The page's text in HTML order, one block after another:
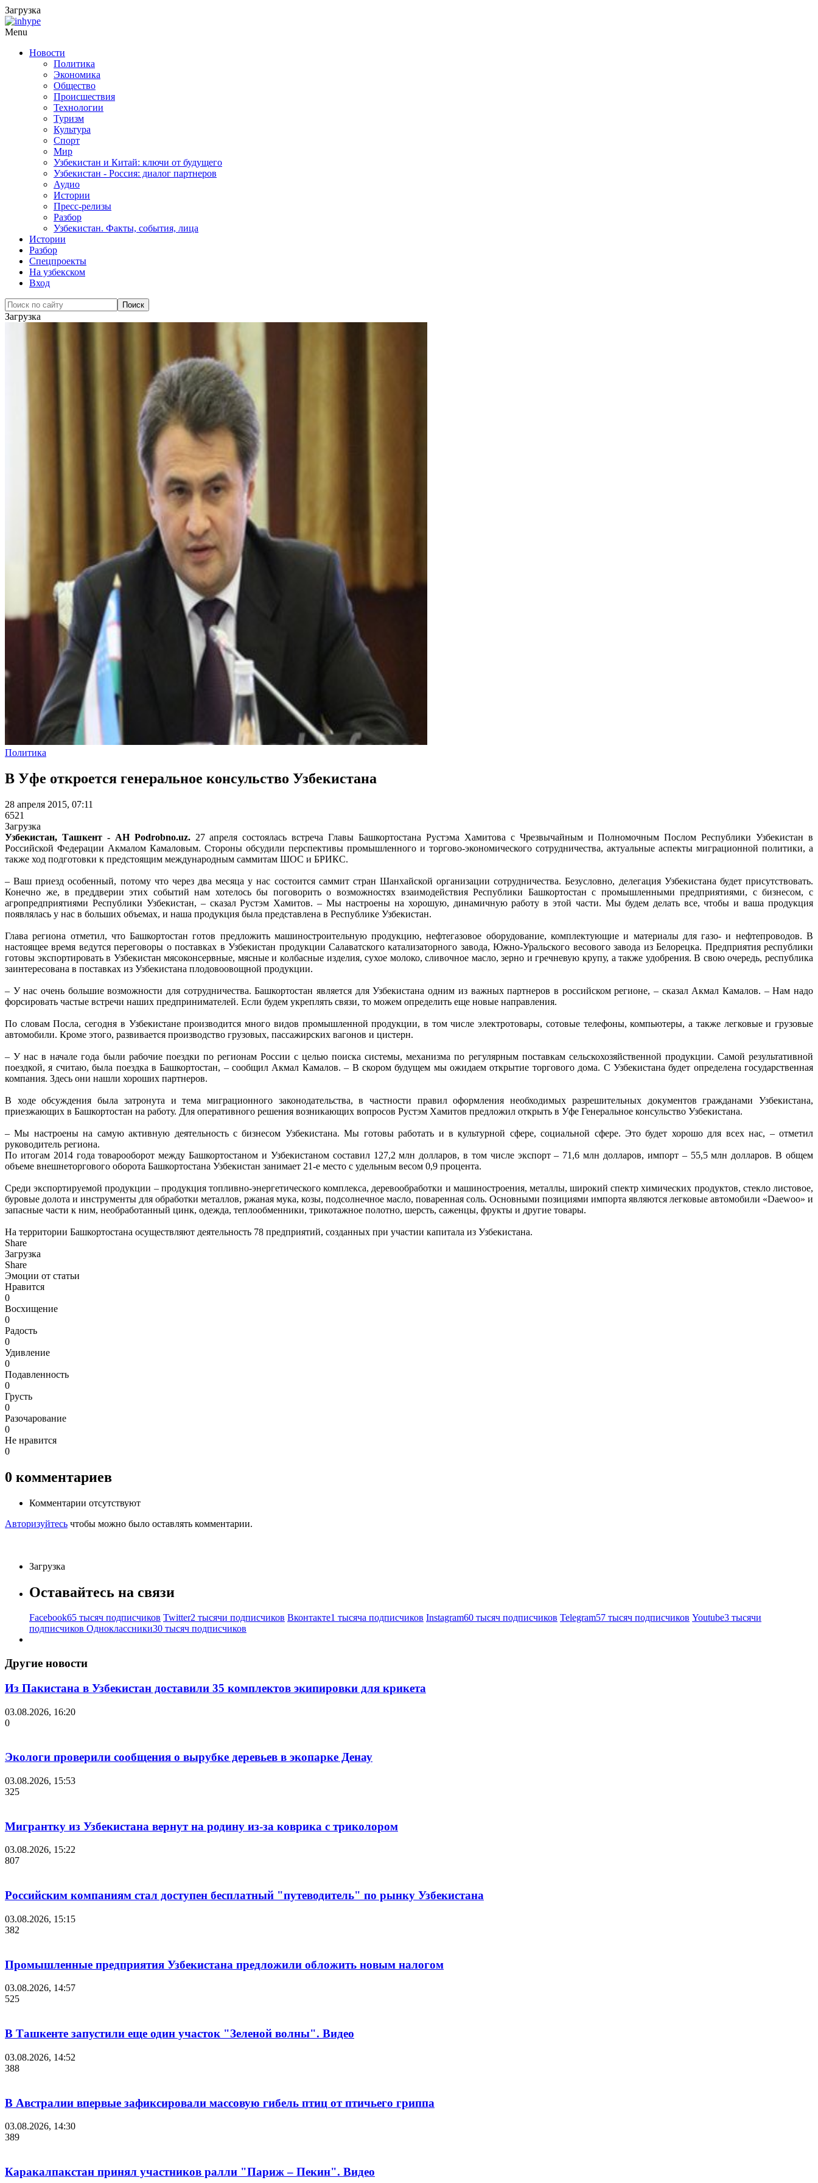
Загрузка
Menu
Новости
Политика
Экономика
Общество
Происшествия
Технологии
Туризм
Культура
Спорт
Мир
Узбекистан и Китай: ключи от будущего
Узбекистан - Россия: диалог партнеров
Аудио
Истории
Пресс-релизы
Разбор
Узбекистан. Факты, события, лица
Истории
Разбор
Спецпроекты
На узбекском
Вход
Загрузка
Политика
В Уфе откроется генеральное консульство Узбекистана
28 апреля 2015, 07:11
6521
Загрузка
Узбекистан, Ташкент - АН Podrobno.uz.27 апреля состоялась встреча Главы Башкортостана Рустэма Хамитова с Чрезвычайным и Полномочным Послом Республики Узбекистан в
Российской Федерации Акмалом Камаловым. Стороны обсудили перспективы промышленного и торгово-экономического сотрудничества, актуальные аспекты миграционной политики, а
также ход подготовки к предстоящим международным саммитам ШОС и БРИКС.
– Ваш приезд особенный, потому что через два месяца у нас состоится саммит стран Шанхайской организации сотрудничества. Безусловно, делегация Узбекистана будет присутствовать.
Конечно же, в преддверии этих событий нам хотелось бы поговорить о возможностях взаимодействия Республики Башкортостан с промышленными предприятиями, с бизнесом, с
агропредприятиями Республики Узбекистан, – сказал Рустэм Хамитов. – Мы настроены на хорошую, динамичную работу в этой части. Мы будем делать все, чтобы и ваша продукция
появлялась у нас в больших объемах, и наша продукция была представлена в Республике Узбекистан.
Глава региона отметил, что Башкортостан готов предложить машиностроительную продукцию, нефтегазовое оборудование, комплектующие и материалы для газо- и нефтепроводов. В
настоящее время ведутся переговоры о поставках в Узбекистан продукции Салаватского катализаторного завода, Южно-Уральского весового завода из Белорецка. Предприятия республики
готовы экспортировать в Узбекистан мясоконсервные, мясные и колбасные изделия, сухое молоко, сливочное масло, зерно и гречневую крупу, а также удобрения. В свою очередь, республика
заинтересована в поставках из Узбекистана плодовоовощной продукции.
– У нас очень большие возможности для сотрудничества. Башкортостан является для Узбекистана одним из важных партнеров в российском регионе, – сказал Акмал Камалов. – Нам надо
форсировать частые встречи наших предпринимателей. Если будем укреплять связи, то можем определить еще новые направления.
По словам Посла, сегодня в Узбекистане производится много видов промышленной продукции, в том числе электротовары, сотовые телефоны, компьютеры, а также легковые и грузовые
автомобили. Кроме этого, развивается производство грузовых, пассажирских вагонов и цистерн.
– У нас в начале года были рабочие поездки по регионам России с целью поиска системы, механизма по регулярным поставкам сельскохозяйственной продукции. Самой результативной
поездкой, я считаю, была поездка в Башкортостан, – сообщил Акмал Камалов. – В скором будущем мы ожидаем открытие торгового дома. С Узбекистана будет определена государственная
компания. Здесь они нашли хороших партнеров.
В ходе обсуждения была затронута и тема миграционного законодательства, в частности правил оформления необходимых разрешительных документов гражданами Узбекистана,
приезжающих в Башкортостан на работу. Для оперативного решения возникающих вопросов Рустэм Хамитов предложил открыть в Уфе Генеральное консульство Узбекистана.
– Мы настроены на самую активную деятельность с бизнесом Узбекистана. Мы готовы работать и в культурной сфере, социальной сфере. Это будет хорошо для всех нас, – отметил
руководитель региона.
По итогам 2014 года товарооборот между Башкортостаном и Узбекистаном составил 127,2 млн долларов, в том числе экспорт – 71,6 млн долларов, импорт – 55,5 млн долларов. В общем
объеме внешнеторгового оборота Башкортостана Узбекистан занимает 21-е место с удельным весом 0,9 процента.
Среди экспортируемой продукции – продукция топливно-энергетического комплекса, деревообработки и машиностроения, металлы, широкий спектр химических продуктов, стекло листовое,
буровые долота и инструменты для обработки металлов, ржаная мука, козы, подсолнечное масло, поваренная соль. Основными позициями импорта являются легковые автомобили «Daewoo» и
запасные части к ним, необработанный цинк, одежда, теплообменники, трикотажное полотно, шерсть, саженцы, фрукты и другие товары.
На территории Башкортостана осуществляют деятельность 78 предприятий, созданных при участии капитала из Узбекистана.
Share
Загрузка
Share
Эмоции от статьи
Нравится
0
Восхищение
0
Радость
0
Удивление
0
Подавленность
0
Грусть
0
Разочарование
0
Не нравится
0
0 комментариев
Комментарии отсутствуют
Авторизуйтесь чтобы можно было оставлять комментарии.
Загрузка
Оставайтесь на связи
Facebook65 тысяч подписчиков Twitter2 тысячи подписчиков Вконтакте1 тысяча подписчиков Instagram60 тысяч подписчиков Telegram57 тысяч подписчиков Youtube3 тысячи
подписчиков Одноклассники30 тысяч подписчиков
Другие новости
Из Пакистана в Узбекистан доставили 35 комплектов экипировки для крикета
03.08.2026, 16:20
0
Экологи проверили сообщения о вырубке деревьев в экопарке Денау
03.08.2026, 15:53
325
Мигрантку из Узбекистана вернут на родину из-за коврика с триколором
03.08.2026, 15:22
807
Российским компаниям стал доступен бесплатный "путеводитель" по рынку Узбекистана
03.08.2026, 15:15
382
Промышленные предприятия Узбекистана предложили обложить новым налогом
03.08.2026, 14:57
525
В Ташкенте запустили еще один участок "Зеленой волны". Видео
03.08.2026, 14:52
388
В Австралии впервые зафиксировали массовую гибель птиц от птичьего гриппа
03.08.2026, 14:30
389
Каракалпакстан принял участников ралли "Париж – Пекин". Видео